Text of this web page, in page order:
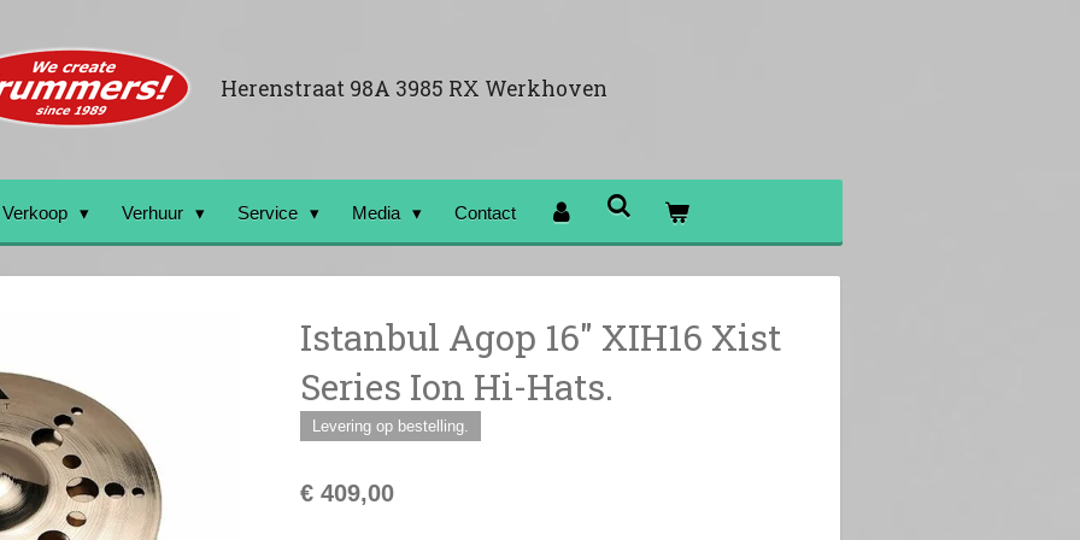
Herenstraat 98A 3985 RX Werkhoven
Verkoop Verhuur Service Media Contact
Istanbul Agop 16" XIH16 Xist
Series Ion Hi-Hats.
Levering op bestelling.
€ 409,00